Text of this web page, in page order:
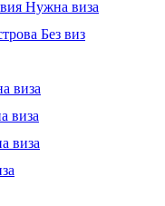
Нужна виза
Без виз
виза
виза
виза